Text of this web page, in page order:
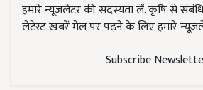
हमारे न्यूज़लेटर की सदस्यता लें. कृषि से
लेटेस्ट ख़बरें मेल पर पढ़ने के लिए हमारे
Subscribe